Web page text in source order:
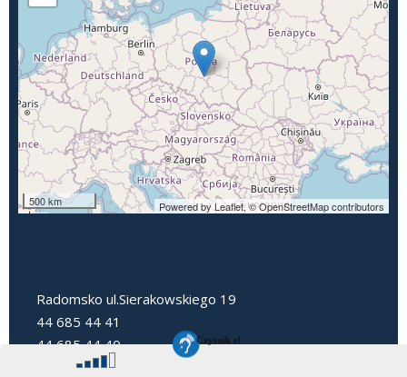
500 km Powered by Leaflet,© OpenStreetMap contributors
Radomsko ul.Sierakowskiego 19
44 685 44 41
44 685 44 40
dyrektorpp3@radomsko.pl